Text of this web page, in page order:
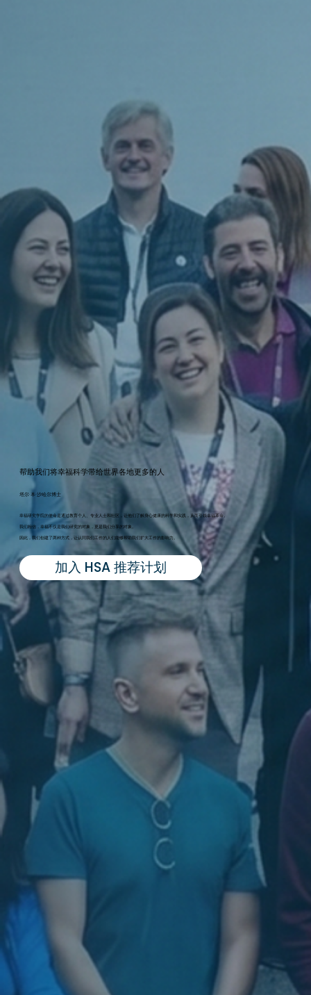
帮助我们将幸福科学带给世界各地更多的人
塔尔·本·沙哈尔博士
幸福研究学院的使命是通过教育个人、专业人士和社区，让他们了解身心健康的科学和实践，从而引领幸福革命。
我们相信，幸福不仅是我们研究的对象，更是我们分享的对象。
因此，我们创建了两种方式，让认同我们工作的人们能够帮助我们扩大工作的影响力。
加入 HSA 推荐计划